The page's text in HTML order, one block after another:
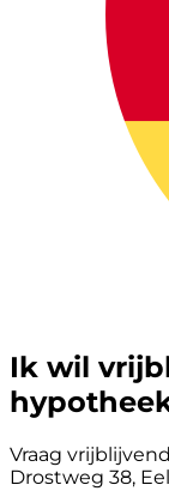
Ik wil
Vraag
Drostweg 38,